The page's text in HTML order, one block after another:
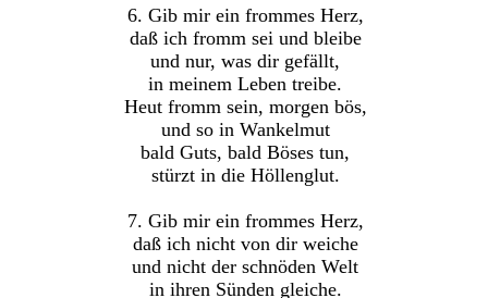
6. Gib mir ein frommes Herz,
daß ich fromm sei und bleibe
und nur, was dir gefällt,
in meinem Leben treibe.
Heut fromm sein, morgen bös,
und so in Wankelmut
bald Guts, bald Böses tun,
stürzt in die Höllenglut.
7. Gib mir ein frommes Herz,
daß ich nicht von dir weiche
und nicht der schnöden Welt
in ihren Sünden gleiche.